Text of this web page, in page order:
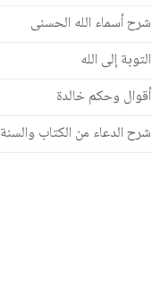
شرح أسماء الله الحسنى
التوبة إلى الله
أقوال وحكم خالدة
شرح الدعاء من الكتاب والسنة